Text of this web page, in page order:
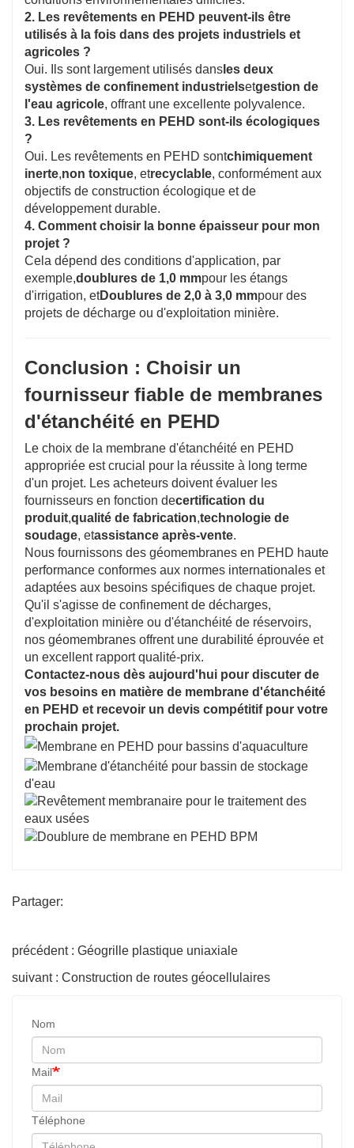
2. Les revêtements en PEHD peuvent-ils être
utilisés à la fois dans des projets industriels et
agricoles ?
Oui. Ils sont largement utilisés dans les deux
systèmes de confinement industrielsetgestion de
l'eau agricole, offrant une excellente polyvalence.
3. Les revêtements en PEHD sont-ils écologiques
?
Oui. Les revêtements en PEHD sontchimiquement
inerte,non toxique, etrecyclable, conformément aux
objectifs de construction écologique et de
développement durable.
4. Comment choisir la bonne épaisseur pour mon
projet ?
Cela dépend des conditions d'application, par
exemple,doublures de 1,0 mmpour les étangs
d'irrigation, etDoublures de 2,0 à 3,0 mmpour des
projets de décharge ou d'exploitation minière.
Conclusion : Choisir un
fournisseur fiable de membranes
d'étanchéité en PEHD
Le choix de la membrane d'étanchéité en PEHD
appropriée est crucial pour la réussite à long terme
d'un projet. Les acheteurs doivent évaluer les
fournisseurs en fonction decertification du
produit,qualité de fabrication,technologie de
soudage, etassistance après-vente.
Nous fournissons des géomembranes en PEHD haute
performance conformes aux normes internationales et
adaptées aux besoins spécifiques de chaque projet.
Qu'il s'agisse de confinement de décharges,
d'exploitation minière ou d'étanchéité de réservoirs,
nos géomembranes offrent une durabilité éprouvée et
un excellent rapport qualité-prix.
Contactez-nous dès aujourd'hui pour discuter de
vos besoins en matière de membrane d'étanchéité
en PEHD et recevoir un devis compétitif pour votre
prochain projet.
Partager:
précédent : Géogrille plastique uniaxiale
suivant : Construction de routes géocellulaires
Nom
Mail
Téléphone